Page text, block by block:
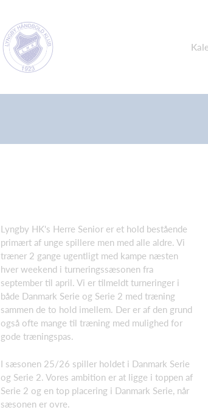
Lyngby HK's Herre Senior er et hold bestående
primært af unge spillere men med alle aldre. Vi
træner 2 gange ugentligt med kampe næsten
hver weekend i turneringssæsonen fra
september til april. Vi er tilmeldt turneringer i
både Danmark Serie og Serie 2 med træning
sammen de to hold imellem. Der er af den grund
også ofte mange til træning med mulighed for
gode træningspas.
I sæsonen 25/26 spiller holdet i Danmark Serie
og Serie 2. Vores ambition er at ligge i toppen af
Serie 2 og en top placering i Danmark Serie, når
sæsonen er ovre.